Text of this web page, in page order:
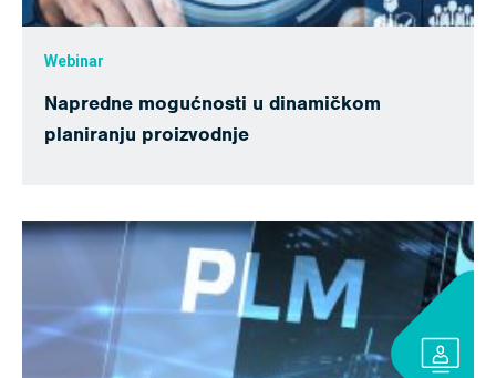
Webinar
Napredne mogućnosti u dinamičkom
planiranju proizvodnje